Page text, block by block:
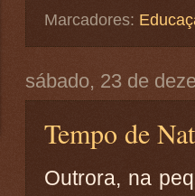
Marcadores:
sábado, 23 de
Tempo de
Outrora, na